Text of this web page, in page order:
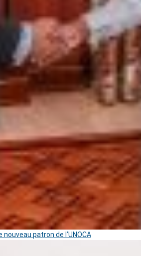
patron de l’UNOCA